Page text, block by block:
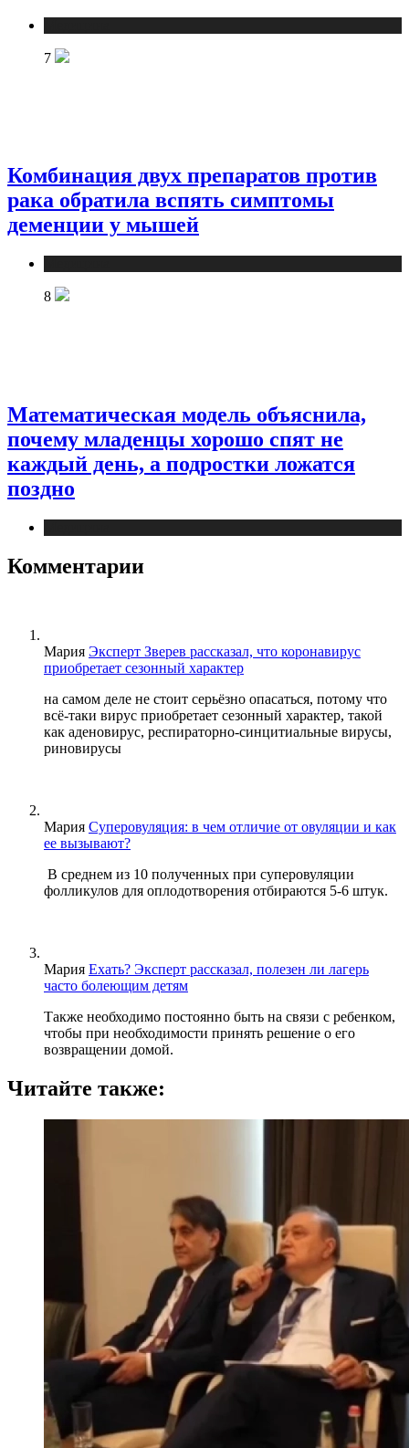
7
Комбинация двух препаратов против
рака обратила вспять симптомы
деменции у мышей
8
Математическая модель объяснила,
почему младенцы хорошо спят не
каждый день, а подростки ложатся
поздно
Комментарии
Мария Эксперт Зверев рассказал, что коронавирус
приобретает сезонный характер
на самом деле не стоит серьёзно опасаться, потому что
всё-таки вирус приобретает сезонный характер, такой
как аденовирус, респираторно-синцитиальные вирусы,
риновирусы
Мария Суперовуляция: в чем отличие от овуляции и как
ее вызывают?
В среднем из 10 полученных при суперовуляции
фолликулов для оплодотворения отбираются 5-6 штук.
Мария Ехать? Эксперт рассказал, полезен ли лагерь
часто болеющим детям
Также необходимо постоянно быть на связи с ребенком,
чтобы при необходимости принять решение о его
возвращении домой.
Читайте также: